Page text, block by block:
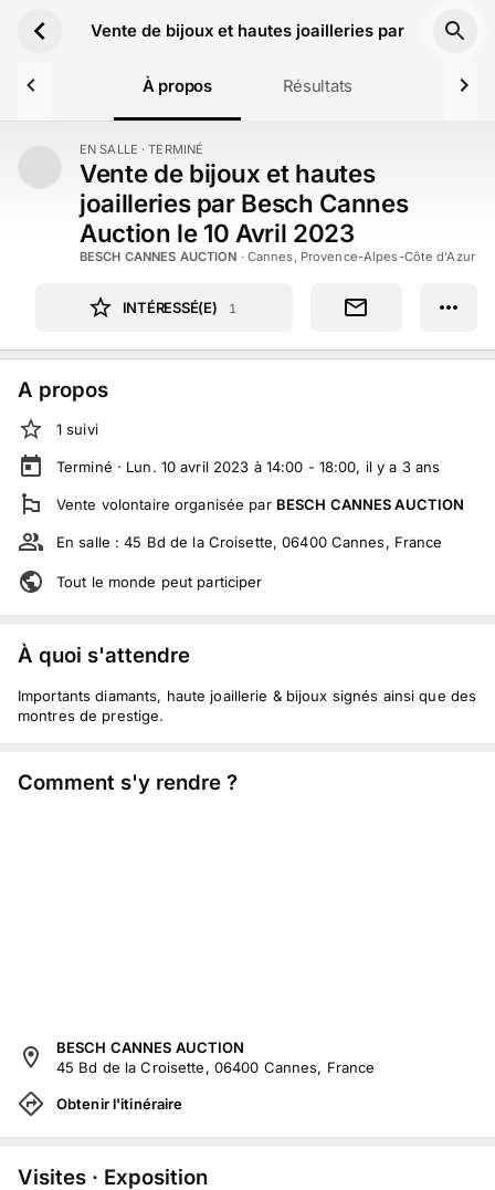
Vente de bijoux et hautes joailleries par Besch
À propos Résultats
EN SALLE · TERMINÉ
Vente de bijoux et hautes
joailleries par Besch Cannes
Auction le 10 Avril 2023
BESCH CANNES AUCTION · Cannes, Provence-Alpes-Côte d'Azur
INTÉRESSÉ(E) 1
A propos
1 suivi
Terminé · Lun. 10 avril 2023 à 14:00 - 18:00, il y a 3 ans
Vente volontaire organisée par BESCH CANNES AUCTION
En salle :45 Bd de la Croisette, 06400 Cannes, France
Tout le monde peut participer
À quoi s'attendre
Importants diamants, haute joaillerie & bijoux signés ainsi que des
montres de prestige.
Comment s'y rendre ?
BESCH CANNES AUCTION
45 Bd de la Croisette, 06400 Cannes, France
Obtenir l'itinéraire
Visites · Exposition